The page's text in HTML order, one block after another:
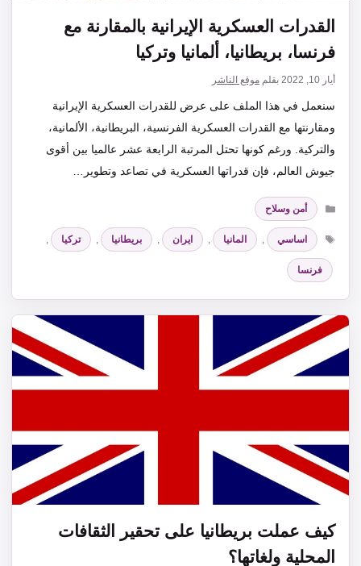
القدرات العسكرية الإيرانية بالمقارنة مع
فرنسا، بريطانيا، ألمانيا وتركيا
أيار 10, 2022 بقلم موقع الناشر
سنعمل في هذا الملف على عرض للقدرات العسكرية الإيرانية
ومقارنتها مع القدرات العسكرية الفرنسية، البريطانية، الألمانية،
والتركية. ورغم كونها تحتل المرتبة الرابعة عشر عالميا بين أقوى
جيوش العالم، فإن قدراتها العسكرية في تصاعد وتطوير…
التصنيفات
أمن وسلاح
الوسوم
اساسي , المانيا , ايران , بريطانيا , تركيا ,
فرنسا
كيف عملت بريطانيا على تحقير الثقافات
المحلية ولغاتها؟